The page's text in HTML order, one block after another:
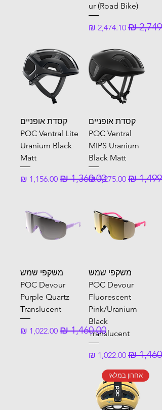
ur (Road Bike)
רגיל
מחיר מבצע
קסדת אופניים
POC Ventral
MIPS Uranium
Black Matt
רגיל
מחיר מבצע
קסדת אופניים
POC Ventral Lite
Uranium Black
Matt
מחיר רגיל
מחיר מבצע
משקפי שמש
POC Devour
Fluorescent
Pink/Uranium
Black
Translucent
רגיל
מחיר מבצע
משקפי שמש
POC Devour
Purple Quartz
Translucent
מחיר רגיל
מחיר מבצע
אחרון במלאי